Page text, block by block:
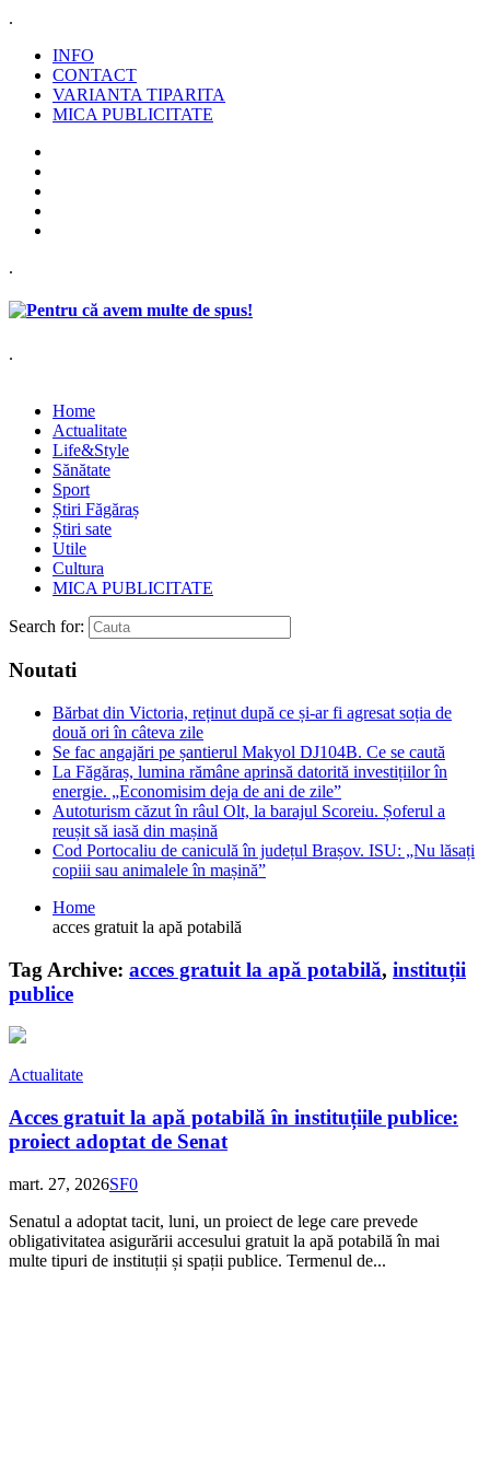
.
INFO
CONTACT
VARIANTA TIPARITA
MICA PUBLICITATE
.
.
Home
Actualitate
Life&Style
Sănătate
Sport
Știri Făgăraș
Știri sate
Utile
Cultura
MICA PUBLICITATE
Search for:
Noutati
Bărbat din Victoria, reținut după ce și-ar fi agresat soția de
două ori în câteva zile
Se fac angajări pe șantierul Makyol DJ104B. Ce se caută
La Făgăraș, lumina rămâne aprinsă datorită investițiilor în
energie. „Economisim deja de ani de zile”
Autoturism căzut în râul Olt, la barajul Scoreiu. Șoferul a
reușit să iasă din mașină
Cod Portocaliu de caniculă în județul Brașov. ISU: „Nu lăsați
copiii sau animalele în mașină”
Home
acces gratuit la apă potabilă
Tag Archive: acces gratuit la apă potabilă, instituții
publice
Actualitate
Acces gratuit la apă potabilă în instituțiile publice:
proiect adoptat de Senat
mart. 27, 2026SF0
Senatul a adoptat tacit, luni, un proiect de lege care prevede
obligativitatea asigurării accesului gratuit la apă potabilă în mai
multe tipuri de instituții și spații publice. Termenul de...